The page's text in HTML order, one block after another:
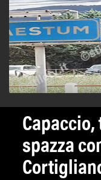
spazza